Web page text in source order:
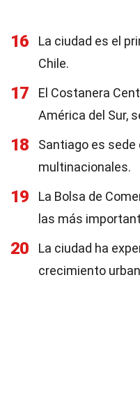
16
La ciudad es el
Chile.
17
El Costanera
América del Sur,
18
Santiago es
multinacionales.
19
La Bolsa de
las más
20
La ciudad ha
crecimiento